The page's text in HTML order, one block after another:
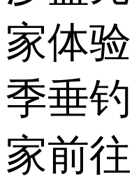
家体
季垂
家前